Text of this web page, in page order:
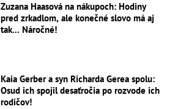
Zuzana Haasová na nákupoch: Hodiny
pred zrkadlom, ale konečné slovo má aj
tak... Náročné!
Kaia Gerber a syn Richarda Gerea spolu:
Osud ich spojil desaťročia po rozvode ich
rodičov!